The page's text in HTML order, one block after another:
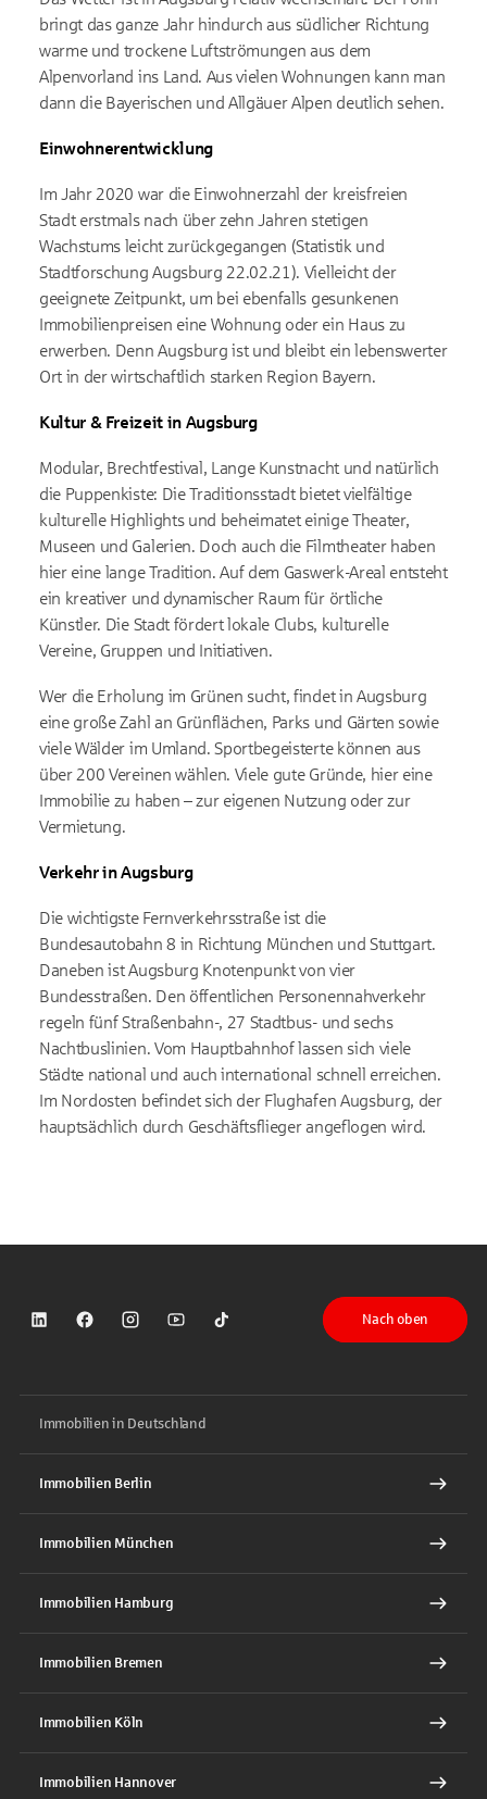
bringt das ganze Jahr hindurch aus südlicher Richtung
warme und trockene Luftströmungen aus dem
Alpenvorland ins Land. Aus vielen Wohnungen kann man
dann die Bayerischen und Allgäuer Alpen deutlich sehen.
Einwohnerentwicklung
Im Jahr 2020 war die Einwohnerzahl der kreisfreien
Stadt erstmals nach über zehn Jahren stetigen
Wachstums leicht zurückgegangen (Statistik und
Stadtforschung Augsburg 22.02.21). Vielleicht der
geeignete Zeitpunkt, um bei ebenfalls gesunkenen
Immobilienpreisen eine Wohnung oder ein Haus zu
erwerben. Denn Augsburg ist und bleibt ein lebenswerter
Ort in der wirtschaftlich starken Region Bayern.
Kultur & Freizeit in Augsburg
Modular, Brechtfestival, Lange Kunstnacht und natürlich
die Puppenkiste: Die Traditionsstadt bietet vielfältige
kulturelle Highlights und beheimatet einige Theater,
Museen und Galerien. Doch auch die Filmtheater haben
hier eine lange Tradition. Auf dem Gaswerk-Areal entsteht
ein kreativer und dynamischer Raum für örtliche
Künstler. Die Stadt fördert lokale Clubs, kulturelle
Vereine, Gruppen und Initiativen.
Wer die Erholung im Grünen sucht, findet in Augsburg
eine große Zahl an Grünflächen, Parks und Gärten sowie
viele Wälder im Umland. Sportbegeisterte können aus
über 200 Vereinen wählen. Viele gute Gründe, hier eine
Immobilie zu haben – zur eigenen Nutzung oder zur
Vermietung.
Verkehr in Augsburg
Die wichtigste Fernverkehrsstraße ist die
Bundesautobahn 8 in Richtung München und Stuttgart.
Daneben ist Augsburg Knotenpunkt von vier
Bundesstraßen. Den öffentlichen Personennahverkehr
regeln fünf Straßenbahn-, 27 Stadtbus- und sechs
Nachtbuslinien. Vom Hauptbahnhof lassen sich viele
Städte national und auch international schnell erreichen.
Im Nordosten befindet sich der Flughafen Augsburg, der
hauptsächlich durch Geschäftsflieger angeflogen wird.
Sparkasse auf LinkedIn
Sparkasse auf Facebook
Sparkasse auf Instagram
Sparkasse auf YouTube
Sparkasse auf TikTok
Nach oben
Immobilien in Deutschland
Immobilien Berlin
Immobilien München
Immobilien Hamburg
Immobilien Bremen
Immobilien Köln
Immobilien Hannover